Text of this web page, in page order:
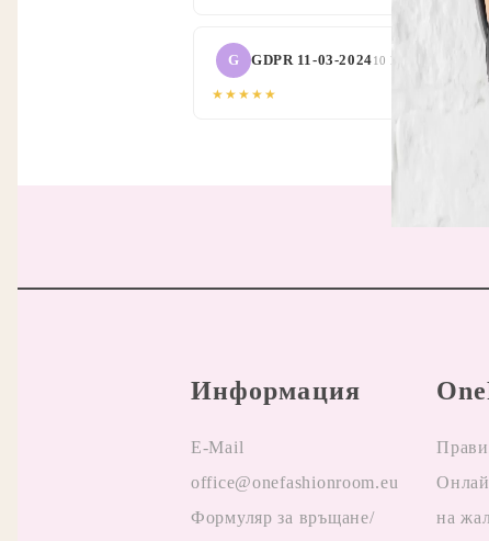
G GDPR 11-03-202410 Мар 2023 10:00
★★★★★
Информация
E-Mail
office@onefashionroom.eu
Формуляр за връщане/
на